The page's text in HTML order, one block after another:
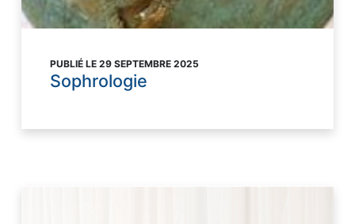
PUBLIÉ LE 29 SEPTEMBRE 2025
Sophrologie